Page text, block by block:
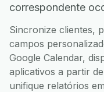
correspondente
Sincronize clientes,
campos
Google Calendar,
aplicativos a partir
unifique relatórios